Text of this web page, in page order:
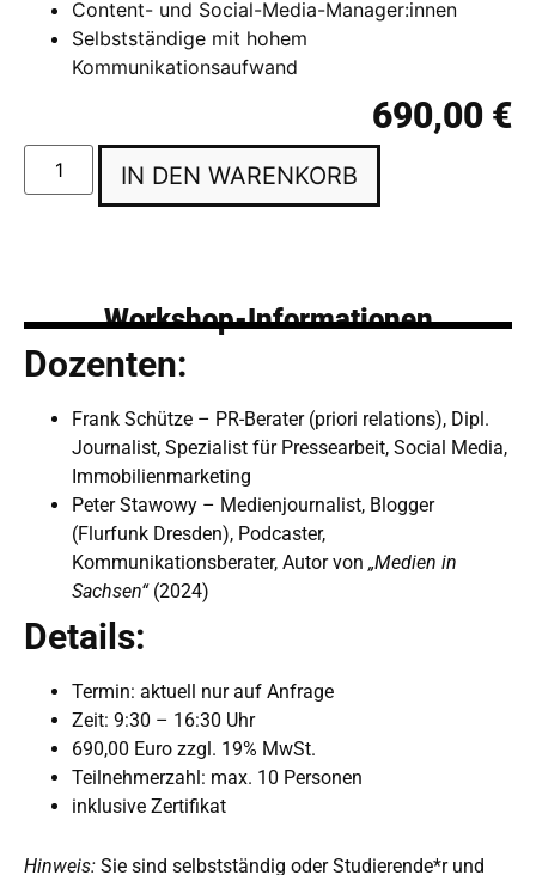
Content- und Social-Media-Manager:innen
Selbstständige mit hohem
Kommunikationsaufwand
690,00 €
IN DEN WARENKORB
Workshop-Informationen
Dozenten:
Frank Schütze – PR-Berater (priori relations), Dipl.
Journalist, Spezialist für Pressearbeit, Social Media,
Immobilienmarketing
Peter Stawowy – Medienjournalist, Blogger
(Flurfunk Dresden), Podcaster,
Kommunikationsberater, Autor von „Medien in
Sachsen“(2024)
Details:
Termin: aktuell nur auf Anfrage
Zeit: 9:30 – 16:30 Uhr
690,00 Euro zzgl. 19% MwSt.
Teilnehmerzahl: max. 10 Personen
inklusive Zertifikat
Hinweis: Sie sind selbstständig oder Studierende*r und